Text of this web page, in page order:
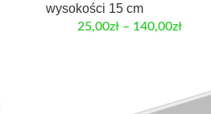
wysokości 15 cm
25,00zł – 140,00zł